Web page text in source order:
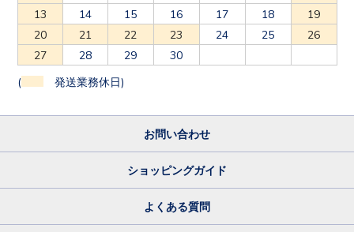
13
14 15 16 17 18
19
20
21 22 23 24 25
26
27
28 29 30
( 発送業務休日)
お問い合わせ
ショッピングガイド
よくある質問